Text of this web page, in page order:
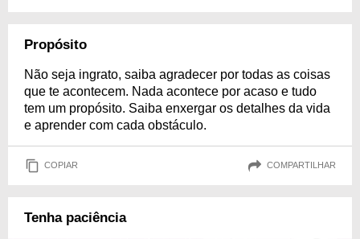
Propósito
Não seja ingrato, saiba agradecer por todas as coisas
que te acontecem. Nada acontece por acaso e tudo
tem um propósito. Saiba enxergar os detalhes da vida
e aprender com cada obstáculo.
COPIAR COMPARTILHAR
Tenha paciência